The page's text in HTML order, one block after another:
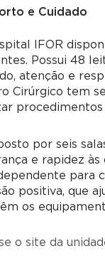
e Cuidado
IFOR
Possui 48
atenção e
Cirúrgico tem
por seis
e rapidez
para
positiva, que
os
o site da